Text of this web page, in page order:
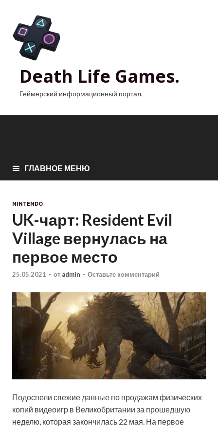
Death Life Games.
Геймерский информационный портал.
ГЛАВНОЕ МЕНЮ
NINTENDO
UK-чарт: Resident Evil
Village вернулась на
первое место
25.05.2021 - от admin - Оставьте комментарий
Подоспели свежие данные по продажам физических
копий видеоигр в Великобритании за прошедшую
неделю, которая закончилась 22 мая. На первое